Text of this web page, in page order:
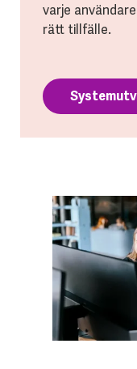
varje
rätt tillfälle.